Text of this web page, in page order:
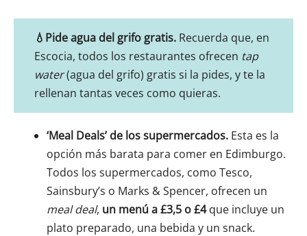
💧Pide agua del grifo gratis. Recuerda que, en
Escocia, todos los restaurantes ofrecen tap
water(agua del grifo) gratis si la pides, y te la
rellenan tantas veces como quieras.
‘Meal Deals’ de los supermercados. Esta es la
opción más barata para comer en Edimburgo.
Todos los supermercados, como Tesco,
Sainsbury’s o Marks & Spencer, ofrecen un
meal deal, un menú a £3,5 o £4que incluye un
plato preparado, una bebida y un snack.